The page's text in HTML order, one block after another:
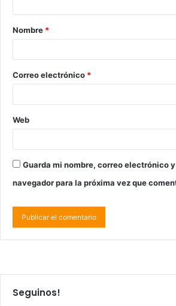
Nombre *
Correo electrónico *
Web
Guarda mi nombre, correo electrónico
navegador para la próxima vez que
Seguinos!